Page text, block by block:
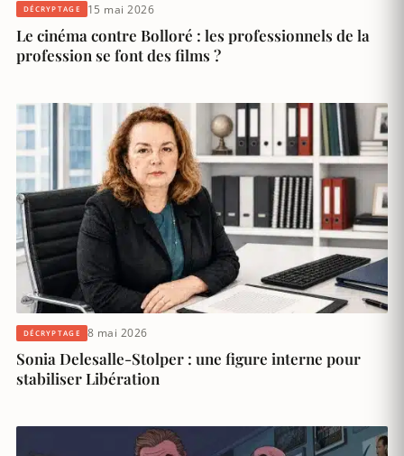
DÉCRYPTAGE 15 mai 2026
Le cinéma contre Bolloré : les professionnels de la
profession se font des films ?
DÉCRYPTAGE 8 mai 2026
Sonia Delesalle-Stolper : une figure interne pour
stabiliser Libération